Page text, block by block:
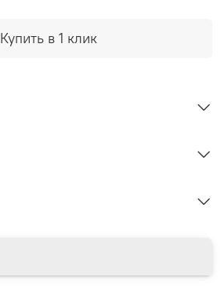
Купить в 1 клик